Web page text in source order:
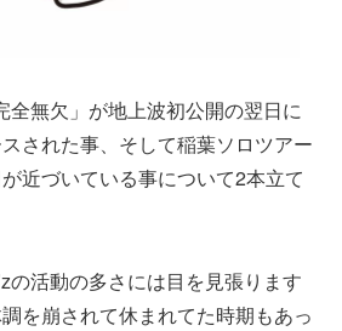
全無欠」が地上波初公開の翌日に
された事、そして稲葉ソロツアー
近づいている事について2本立て
の活動の多さには目を見張ります
を崩されて休まれてた時期もあっ